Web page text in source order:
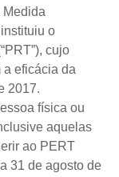
Medida
instituiu o
cujo
a eficácia da
2017.
física ou
aquelas
ao PERT
31 de agosto de